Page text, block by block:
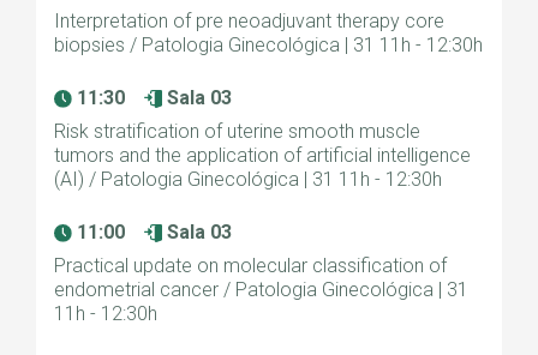
Interpretation of pre neoadjuvant therapy core
biopsies / Patologia Ginecológica | 31 11h - 12:30h
11:30
Sala 03
Risk stratification of uterine smooth muscle
tumors and the application of artificial intelligence
(AI) / Patologia Ginecológica | 31 11h - 12:30h
11:00
Sala 03
Practical update on molecular classification of
endometrial cancer / Patologia Ginecológica | 31
11h - 12:30h